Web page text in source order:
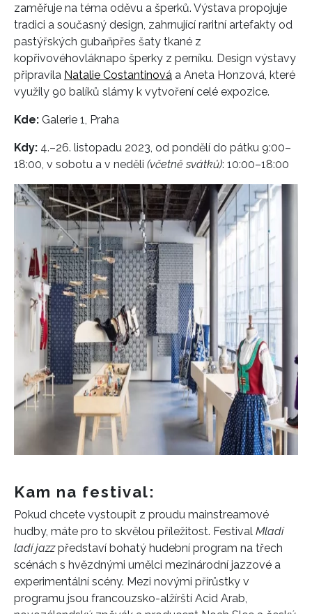
zaměřuje na téma oděvu a šperků. Výstava propojuje
tradici a současný design, zahrnující raritní artefakty od
pastýřských gubaňpřes šaty tkané z
kopřivovéhovláknapo šperky z perníku. Design výstavy
připravila Natalie Costantinová a Aneta Honzová, které
využily 90 balíků slámy k vytvoření celé expozice.
Kde: Galerie 1, Praha
Kdy: 4.–26. listopadu 2023, od pondělí do pátku 9:00–
18:00, v sobotu a v neděli (včetně svátků): 10:00–⁠18:00
Kam na festival:
Pokud chcete vystoupit z proudu mainstreamové
hudby, máte pro to skvělou příležitost. Festival Mladí
ladí jazzpředstaví bohatý hudební program na třech
scénách s hvězdnými umělci mezinárodní jazzové a
experimentální scény. Mezi novými přírůstky v
programu jsou francouzsko-alžírští Acid Arab,